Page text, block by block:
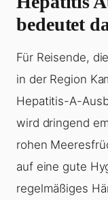
bedeutet
Für Reisende,
in der Region
Hepatitis-A-
wird dringend
rohen
auf eine gute
regelmäßiges